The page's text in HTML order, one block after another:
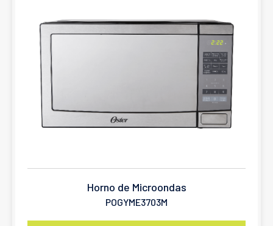
Horno de Microondas
POGYME3703M